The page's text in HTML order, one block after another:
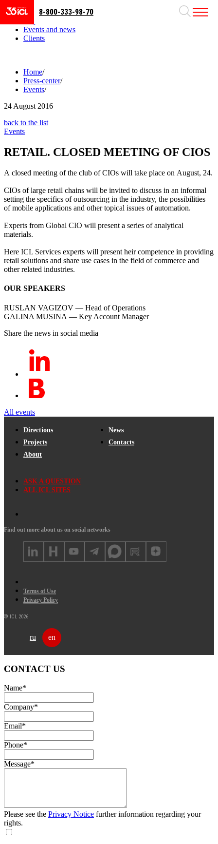
Business areas
Events and news
Clients
8-800-333-98-70
Home/
Press-center/
Events/
24 August 2016
back to the list
Events
RETAIL. CLOSED MEETING OF CIOS
A closed meeting of the club of CIOs will take place on August, 24.
CIOs of large retail chains will be invited to discuss in an informal
setting the specifics of outsourcing in the industry, the possibilities
of mobile applications and other topical issues of automation.
Experts from Global CIO will present a series of analytical
materials.
Here ICL Services experts will present heir competence in providing
retail solutions and share use cases in the field of commerce and
other related industries.
OUR SPEAKERS
RUSLAN VAGIZOV — Head of Operations
GALINA MUSINA — Key Account Manager
Share the news in social media
All events
Directions
Projects
About
News
Contacts
ASK A QUESTION
ALL ICL SITES
Find out more about us on social networks
Terms of Use
Privacy Policy
© ICL 2026
ru en
CONTACT US
Name*
Company*
Email*
Phone*
Message*
Please see the Privacy Notice further information regarding your
rights.